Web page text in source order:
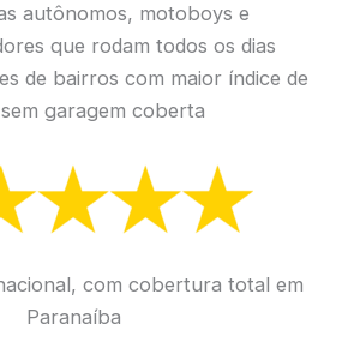
autônomos, motoboys e
que rodam todos os dias
de bairros com maior índice de
garagem coberta
com cobertura total em
Paranaíba